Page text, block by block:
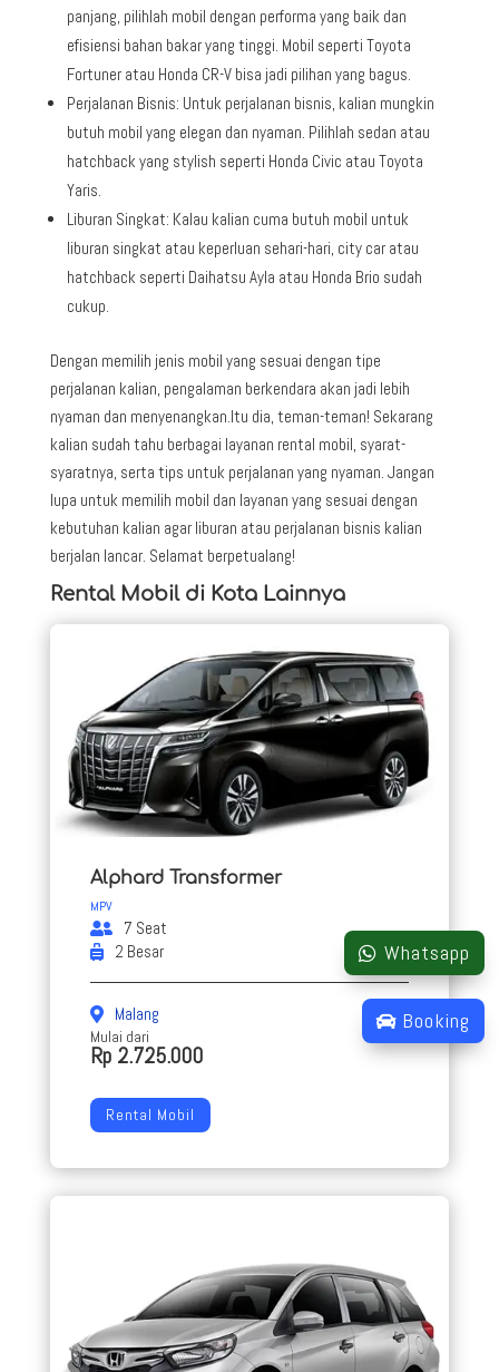
panjang, pilihlah mobil dengan performa yang baik dan
efisiensi bahan bakar yang tinggi. Mobil seperti Toyota
Fortuner atau Honda CR-V bisa jadi pilihan yang bagus.
Perjalanan Bisnis: Untuk perjalanan bisnis, kalian mungkin
butuh mobil yang elegan dan nyaman. Pilihlah sedan atau
hatchback yang stylish seperti Honda Civic atau Toyota
Yaris.
Liburan Singkat: Kalau kalian cuma butuh mobil untuk
liburan singkat atau keperluan sehari-hari, city car atau
hatchback seperti Daihatsu Ayla atau Honda Brio sudah
cukup.
Dengan memilih jenis mobil yang sesuai dengan tipe
perjalanan kalian, pengalaman berkendara akan jadi lebih
nyaman dan menyenangkan.Itu dia, teman-teman! Sekarang
kalian sudah tahu berbagai layanan rental mobil, syarat-
syaratnya, serta tips untuk perjalanan yang nyaman. Jangan
lupa untuk memilih mobil dan layanan yang sesuai dengan
kebutuhan kalian agar liburan atau perjalanan bisnis kalian
berjalan lancar. Selamat berpetualang!
Rental Mobil di Kota Lainnya
Alphard Transformer
MPV
7 Seat
2 Besar
Malang
Mulai dari
Rp 2.725.000
Rental Mobil
Whatsapp
Booking